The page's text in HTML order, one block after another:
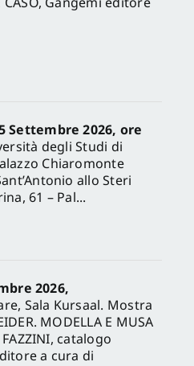
Settembre 2026, ore
degli Studi di
Chiaromonte
allo Steri
61 – Pal...
2026,
Sala Kursaal. Mostra
MODELLA E MUSA
FAZZINI, catalogo
a cura di